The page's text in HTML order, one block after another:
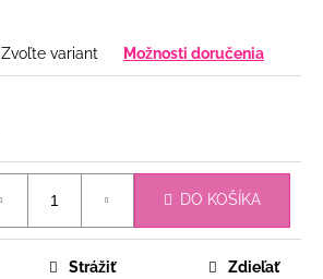
Zvoľte variant Možnosti doručenia
DO KOŠÍKA
Strážiť Zdieľať